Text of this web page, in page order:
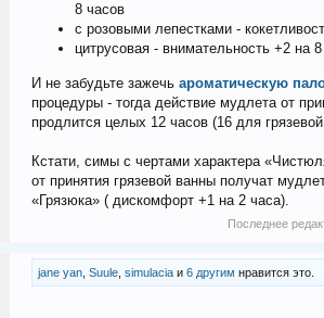
8 часов
с розовыми лепестками -
цитрусовая - внимательность +2 на
И не забудьте зажечь ароматическую
процедуры - тогда действие мудлета от
продлится целых 12 часов (16 для
Кстати, симы с чертами характера
от принятия грязевой ванны получат
«Грязюка» ( дискомфорт +1 на 2 часа).
Последнее
jane yan, Suule, simulaciaи 6 другим нравится это.